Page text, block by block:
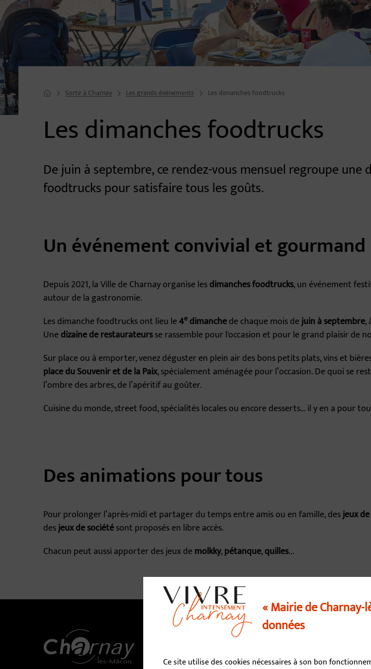
Image d'illustration de Les dimanches foodtrucks
Page d'accueil du site
Sortir à Charnay Les grands événements Les dimanches foodtrucks
Les dimanches foodtrucks
De juin à septembre, ce rendez-vous mensuel regroupe une
foodtrucks pour satisfaire tous les goûts.
Un événement convivial et gourmand
Depuis 2021, la Ville de Charnay organise lesdimanches foodtrucks, un événement
autour de la gastronomie.
Les dimanche foodtrucks ont lieu le4e dimanchede chaque mois dejuin à septembre,
Unedizaine de restaurateursse rassemble pour l'occasion et pour le grand plaisir de
Sur place ou à emporter, venez déguster en plein air des bons petits plats, vins et
place du Souvenir et de la Paix, spécialement aménagée pour l’occasion. De quoi se
l’ombre des arbres, de l’apéritif au goûter.
Cuisine du monde, street food, spécialités locales ou encore desserts… il y en a pour
Des animations pour tous
Pour prolonger l’après-midi et partager du temps entre amis ou en famille, desjeux
desjeux de sociétésont proposés en libre accès.
Chacun peut aussi apporter des jeux demolkky,pétanque,quilles...
« Mairie de Charnay-
données
Ce site utilise des cookies nécessaires à son bon